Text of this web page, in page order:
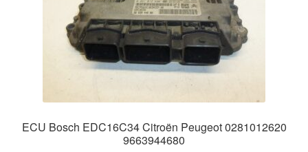
ECU Bosch EDC16C34 Citroën Peugeot 0281012620
9663944680